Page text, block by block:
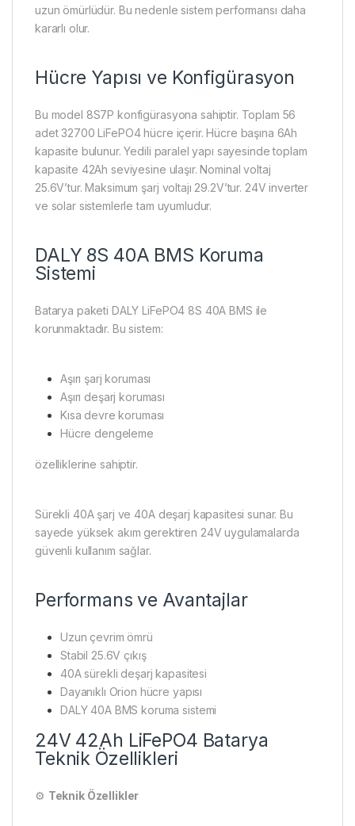
uzun ömürlüdür. Bu nedenle sistem performansı daha
kararlı olur.
Hücre Yapısı ve Konfigürasyon
Bu model 8S7P konfigürasyona sahiptir. Toplam 56
adet 32700 LiFePO4 hücre içerir. Hücre başına 6Ah
kapasite bulunur. Yedili paralel yapı sayesinde toplam
kapasite 42Ah seviyesine ulaşır. Nominal voltaj
25.6V’tur. Maksimum şarj voltajı 29.2V’tur. 24V inverter
ve solar sistemlerle tam uyumludur.
DALY 8S 40A BMS Koruma
Sistemi
Batarya paketi DALY LiFePO4 8S 40A BMS ile
korunmaktadır. Bu sistem:
Aşırı şarj koruması
Aşırı deşarj koruması
Kısa devre koruması
Hücre dengeleme
özelliklerine sahiptir.
Sürekli 40A şarj ve 40A deşarj kapasitesi sunar. Bu
sayede yüksek akım gerektiren 24V uygulamalarda
güvenli kullanım sağlar.
Performans ve Avantajlar
Uzun çevrim ömrü
Stabil 25.6V çıkış
40A sürekli deşarj kapasitesi
Dayanıklı Orion hücre yapısı
DALY 40A BMS koruma sistemi
24V 42Ah LiFePO4 Batarya
Teknik Özellikleri
⚙️ Teknik Özellikler